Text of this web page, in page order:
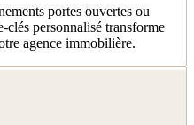
portes ouvertes ou
clés personnalisé transforme
agence immobilière.